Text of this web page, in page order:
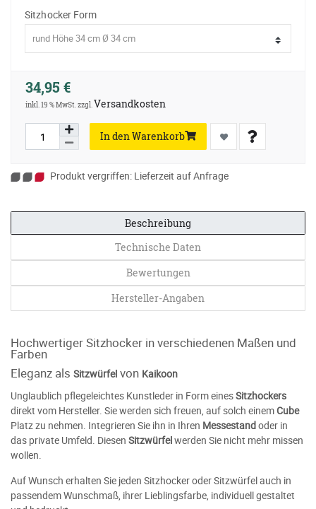
Sitzhocker Form
34,95 €
inkl. 19 % MwSt. zzgl.Versandkosten
In den Warenkorb
Produkt vergriffen: Lieferzeit auf Anfrage
Beschreibung
Technische Daten
Bewertungen
Hersteller-Angaben
Hochwertiger Sitzhocker in verschiedenen Maßen und
Farben
Eleganz als Sitzwürfel von Kaikoon
Unglaublich pflegeleichtes Kunstleder in Form einesSitzhockers
direkt vom Hersteller. Sie werden sich freuen, auf solch einemCube
Platz zu nehmen. Integrieren Sie ihn in Ihren Messestandoder in
das private Umfeld. Diesen Sitzwürfelwerden Sie nicht mehr missen
wollen.
Auf Wunsch erhalten Sie jeden Sitzhocker oder Sitzwürfel auch in
passendem Wunschmaß, ihrer Lieblingsfarbe, individuell gestaltet